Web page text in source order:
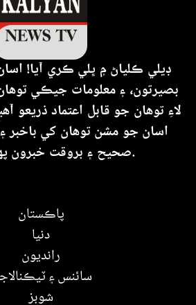
پاڪستان
دنيا
رانديون
سائنس ۽
شوبز
ڊيلي ڪلياڻ ۾ ڀلي ڪري آيا!
بصيرتون، ۽ معلومات جيڪي
لاءِ توهان جو قابل اعتماد ذريعو
اسان جو مشن توهان کي باخبر ۽
صحيح ۽ بروقت خبرون پهچائڻ آهي.